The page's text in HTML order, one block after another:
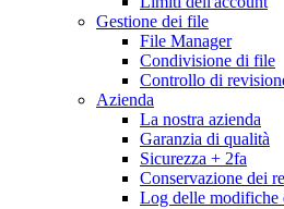
Gestione dei file
File Manager
Condivisione di file
Controllo di
Azienda
La nostra azienda
Garanzia di qualità
Sicurezza + 2fa
Conservazione dei
Log delle modifiche